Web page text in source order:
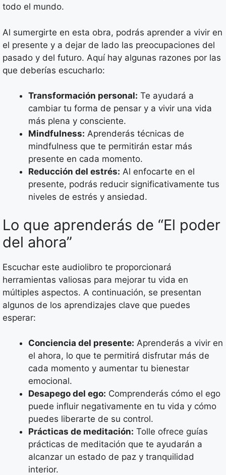
todo el mundo.
Al sumergirte en esta obra, podrás aprender a vivir en
el presente y a dejar de lado las preocupaciones del
pasado y del futuro. Aquí hay algunas razones por las
que deberías escucharlo:
Transformación personal: Te ayudará a
cambiar tu forma de pensar y a vivir una vida
más plena y consciente.
Mindfulness: Aprenderás técnicas de
mindfulness que te permitirán estar más
presente en cada momento.
Reducción del estrés: Al enfocarte en el
presente, podrás reducir significativamente tus
niveles de estrés y ansiedad.
Lo que aprenderás de “El poder
del ahora”
Escuchar este audiolibro te proporcionará
herramientas valiosas para mejorar tu vida en
múltiples aspectos. A continuación, se presentan
algunos de los aprendizajes clave que puedes
esperar:
Conciencia del presente: Aprenderás a vivir en
el ahora, lo que te permitirá disfrutar más de
cada momento y aumentar tu bienestar
emocional.
Desapego del ego: Comprenderás cómo el ego
puede influir negativamente en tu vida y cómo
puedes liberarte de su control.
Prácticas de meditación: Tolle ofrece guías
prácticas de meditación que te ayudarán a
alcanzar un estado de paz y tranquilidad
interior.